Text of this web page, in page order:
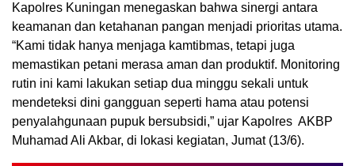
Kapolres Kuningan menegaskan bahwa sinergi antara
keamanan dan ketahanan pangan menjadi prioritas utama.
“Kami tidak hanya menjaga kamtibmas, tetapi juga
memastikan petani merasa aman dan produktif. Monitoring
rutin ini kami lakukan setiap dua minggu sekali untuk
mendeteksi dini gangguan seperti hama atau potensi
penyalahgunaan pupuk bersubsidi,” ujar Kapolres AKBP
Muhamad Ali Akbar, di lokasi kegiatan, Jumat (13/6).